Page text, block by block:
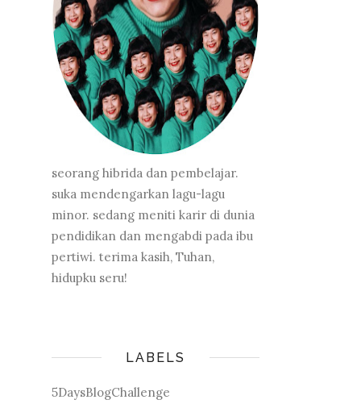
seorang hibrida dan pembelajar.
suka mendengarkan lagu-lagu
minor. sedang meniti karir di dunia
pendidikan dan mengabdi pada ibu
pertiwi. terima kasih, Tuhan,
hidupku seru!
LABELS
5DaysBlogChallenge